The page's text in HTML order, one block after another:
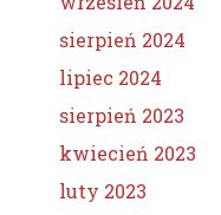
sierpień 2024
lipiec 2024
sierpień 2023
kwiecień 2023
luty 2023